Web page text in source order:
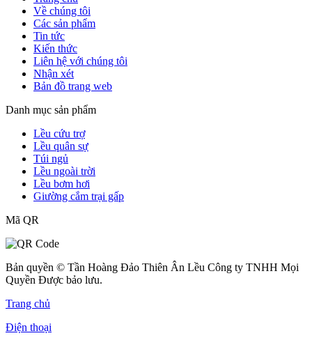
Về chúng tôi
Các sản phẩm
Tin tức
Kiến thức
Liên hệ với chúng tôi
Nhận xét
Bản đồ trang web
Danh mục sản phẩm
Lều cứu trợ
Lều quân sự
Túi ngủ
Lều ngoài trời
Lều bơm hơi
Giường cắm trại gấp
Mã QR
Bản quyền © Tần Hoàng Đảo Thiên Ân Lều Công ty TNHH Mọi
Quyền Được bảo lưu.
Trang chủ
Điện thoại